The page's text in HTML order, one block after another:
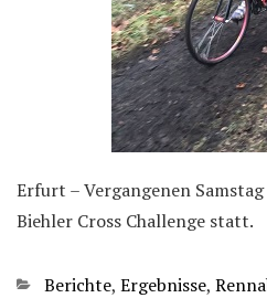
Erfurt – Vergangenen
Biehler Cross Challenge statt.
Kategorien
Berichte, Ergebnisse,